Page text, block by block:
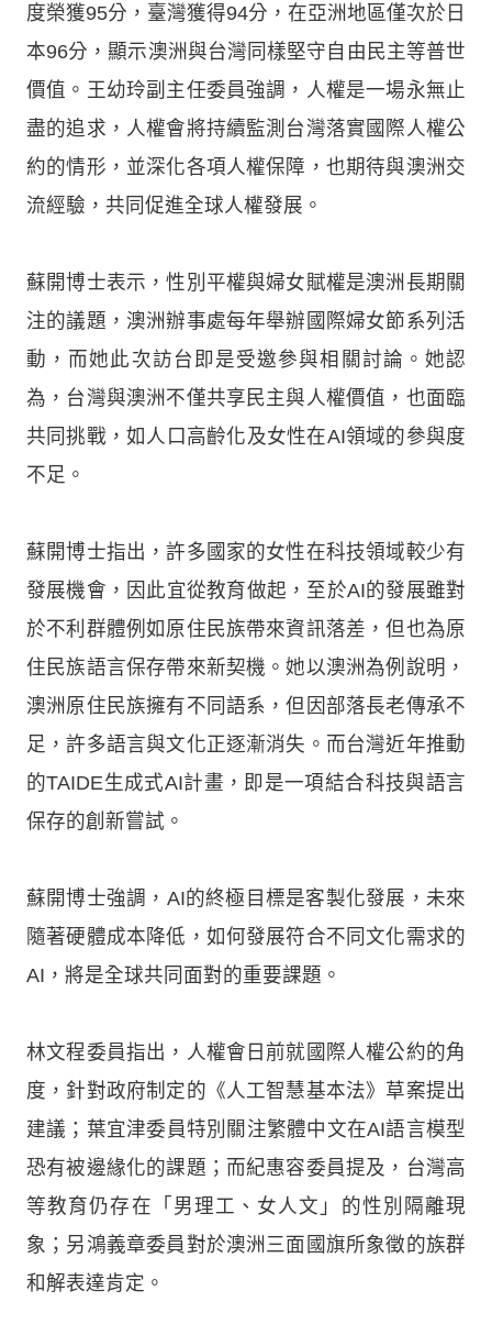
度榮獲95分，臺灣獲得94分，在亞洲地區僅次於日
本96分，顯示澳洲與台灣同樣堅守自由民主等普世
價值。王幼玲副主任委員強調，人權是一場永無止
盡的追求，人權會將持續監測台灣落實國際人權公
約的情形，並深化各項人權保障，也期待與澳洲交
流經驗，共同促進全球人權發展。
蘇開博士表示，性別平權與婦女賦權是澳洲長期關
注的議題，澳洲辦事處每年舉辦國際婦女節系列活
動，而她此次訪台即是受邀參與相關討論。她認
為，台灣與澳洲不僅共享民主與人權價值，也面臨
共同挑戰，如人口高齡化及女性在AI領域的參與度
不足。
蘇開博士指出，許多國家的女性在科技領域較少有
發展機會，因此宜從教育做起，至於AI的發展雖對
於不利群體例如原住民族帶來資訊落差，但也為原
住民族語言保存帶來新契機。她以澳洲為例說明，
澳洲原住民族擁有不同語系，但因部落長老傳承不
足，許多語言與文化正逐漸消失。而台灣近年推動
的TAIDE生成式AI計畫，即是一項結合科技與語言
保存的創新嘗試。
蘇開博士強調，AI的終極目標是客製化發展，未來
隨著硬體成本降低，如何發展符合不同文化需求的
AI，將是全球共同面對的重要課題。
林文程委員指出，人權會日前就國際人權公約的角
度，針對政府制定的《人工智慧基本法》草案提出
建議；葉宜津委員特別關注繁體中文在AI語言模型
恐有被邊緣化的課題；而紀惠容委員提及，台灣高
等教育仍存在「男理工、女人文」的性別隔離現
象；另鴻義章委員對於澳洲三面國旗所象徵的族群
和解表達肯定。